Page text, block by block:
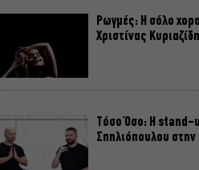
Ρωγμές: Η σόλο
Χριστίνας
Τόσο Όσο: Η stand-
Σπηλιόπουλου